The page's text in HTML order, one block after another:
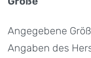
Angegebene
Angaben des